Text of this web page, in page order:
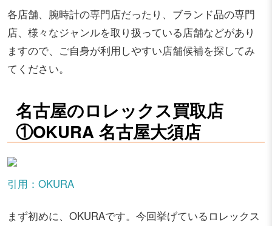
各店舗、腕時計の専門店だったり、ブランド品の専門
店、様々なジャンルを取り扱っている店舗などがあり
ますので、ご自身が利用しやすい店舗候補を探してみ
てください。
名古屋のロレックス買取店
①OKURA 名古屋大須店
引用：OKURA
まず初めに、OKURAです。今回挙げているロレックス